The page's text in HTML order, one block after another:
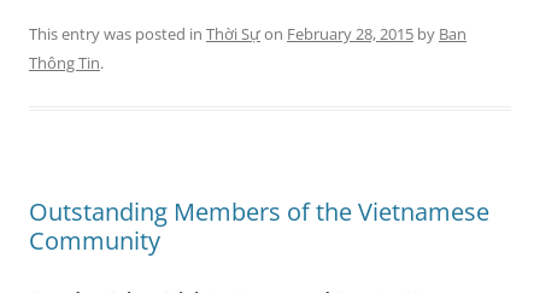
This entry was posted in Thời Sựon February 28, 2015 by Ban
Thông Tin.
Outstanding Members of the Vietnamese
Community